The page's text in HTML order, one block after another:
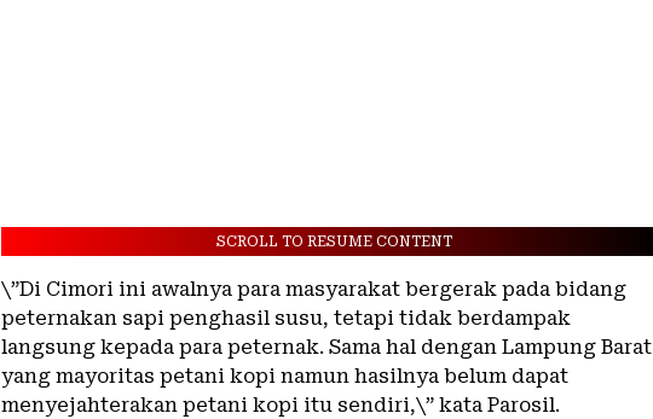
SCROLL TO RESUME CONTENT
\”Di Cimori ini awalnya para masyarakat bergerak pada bidang
peternakan sapi penghasil susu, tetapi tidak berdampak
langsung kepada para peternak. Sama hal dengan Lampung Barat
yang mayoritas petani kopi namun hasilnya belum dapat
menyejahterakan petani kopi itu sendiri,\” kata Parosil.